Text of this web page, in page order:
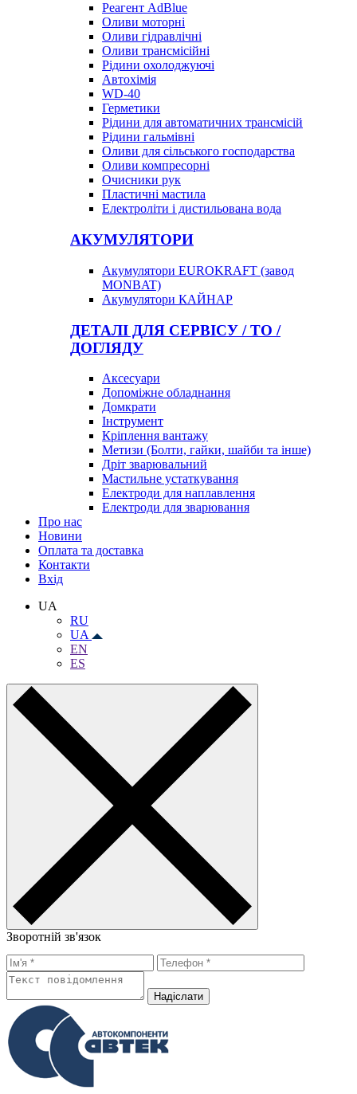
Реагент AdBlue
Оливи моторні
Оливи гідравлічні
Оливи трансмісійні
Рідини охолоджуючі
Автохімія
WD-40
Герметики
Рідини для автоматичних трансмісій
Рідини гальмівні
Оливи для сільського господарства
Оливи компресорні
Очисники рук
Пластичні мастила
Електроліти і дистильована вода
АКУМУЛЯТОРИ
Акумулятори EUROKRAFT (завод
MONBAT)
Акумулятори КАЙНАР
ДЕТАЛІ ДЛЯ СЕРВІСУ / ТО /
ДОГЛЯДУ
Аксесуари
Допоміжне обладнання
Домкрати
Інструмент
Кріплення вантажу
Метизи (Болти, гайки, шайби та інше)
Дріт зварювальний
Мастильне устаткування
Електроди для наплавлення
Електроди для зварювання
Про нас
Новини
Оплата та доставка
Контакти
Вхiд
UA
RU
UA
EN
ES
Зворотній зв'язок
Надiслати